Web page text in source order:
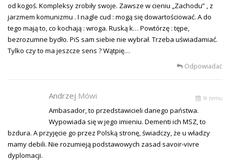
od kogoś. Kompleksy zrobiły swoje. Zawsze w cieniu „Zachodu” , z
jarzmem komunizmu . I nagle cud : mogą się dowartościować. A do
tego mają to, co kochają : wroga. Ruską k… Powtórzę : tępe,
bezrozumne bydło. PiS sam siebie nie wybrał. Trzeba uświadamiać.
Tylko czy to ma jeszcze sens ? Wątpię…
Odpowiadać
Andrzej Mówi % temu
Ambasador, to przedstawicieli danego państwa.
Wypowiada się w jego imieniu. Dementi ich MSZ, to
bzdura. A przyjęcie go przez Polską stronę, świadczy, że u władzy
mamy debili. Nie rozumieją podstawowych zasad savoir-vivre
dyplomacji.